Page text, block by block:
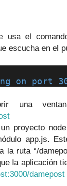
usa el
escucha en el
on port
una
proyecto
app.js.
la ruta “/
la aplicación
damepost